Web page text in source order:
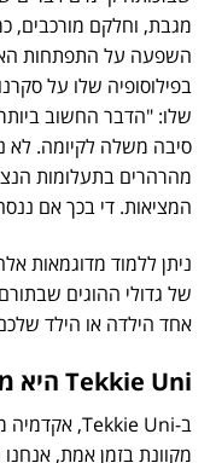
מגבת, וחלקם מורכבים,
השפעה על התפתחות
בפילוסופיה שלו על
שלו: "הדבר החשוב
סיבה משלה לקיומה. לא
מהרהרים בתעלומות
המציאות. די בכך אם
ניתן ללמוד מדוגמאות
של גדולי ההוגים
אחד הילדה או הילד
Tekkie Uni היא מילה נרדפת לסקרנות
מקוונת בזמן אמת,